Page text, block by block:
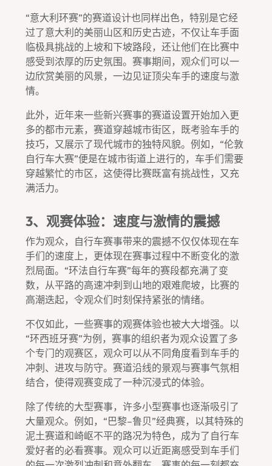
“意大利环赛”的赛道设计也同样出色，特别是它经
过了意大利的美丽山区和历史古迹，不仅让车手面
临极具挑战的上坡和下坡路段，还让他们在比赛中
感受到浓厚的历史氛围。赛事期间，观众们可以一
边欣赏美丽的风景，一边见证顶尖车手的速度与激
情。
此外，近年来一些新兴赛事的赛道设置开始加入更
多的都市元素，赛道穿越城市街区，既考验车手的
技巧，又展示了现代城市的独特风貌。例如，“伦敦
自行车大赛”便是在城市街道上进行的，车手们需要
穿越繁忙的市区，这使得比赛既富有挑战性，又充
满活力。
3、观赛体验：速度与激情的震撼
作为观众，自行车赛事带来的震撼不仅仅体现在车
手们的速度上，更体现在赛事过程中不断变化的激
烈局面。“环法自行车赛”每年的赛段都充满了变
数，从平路的高速冲刺到山地的艰难爬坡，比赛的
高潮迭起，令观众们时刻保持紧张的情绪。
不仅如此，一些赛事的观赛体验也被大大增强。以
“环西班牙赛”为例，赛事的组织者为观众设置了多
个专门的观赛区，观众可以从不同角度看到车手的
冲刺、进攻与防守。赛道沿线的景观与赛事气氛相
结合，使得观赛变成了一种沉浸式的体验。
除了传统的大型赛事，许多小型赛事也逐渐吸引了
大量观众。例如，“巴黎–鲁贝”经典赛，以其特殊的
泥土赛道和崎岖不平的路况为特色，成为了自行车
爱好者的必看赛事。观众可以近距离感受到车手们